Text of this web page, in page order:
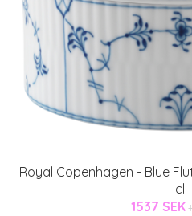
Royal Copenhagen - Blue
cl
1537 SEK